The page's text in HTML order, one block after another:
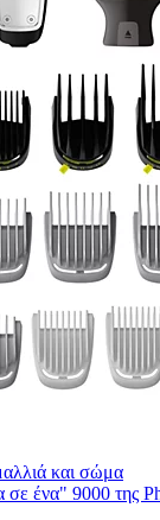
και σώμα
ένα" 9000 της